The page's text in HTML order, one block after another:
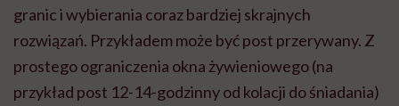
granic i wybierania coraz bardziej skrajnych
rozwiązań. Przykładem może być post przerywany. Z
prostego ograniczenia okna żywieniowego (na
przykład post 12-14-godzinny od kolacji do śniadania)